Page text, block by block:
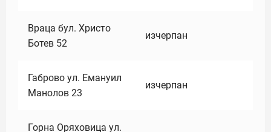
Враца бул. Христо
Ботев 52
изчерпан
Габрово ул. Емануил
Манолов 23
изчерпан
Горна Оряховица ул.